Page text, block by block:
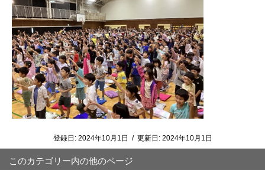
登録日: 2024年10月1日 / 更新日: 2024年10月1日
このカテゴリー内の他のページ